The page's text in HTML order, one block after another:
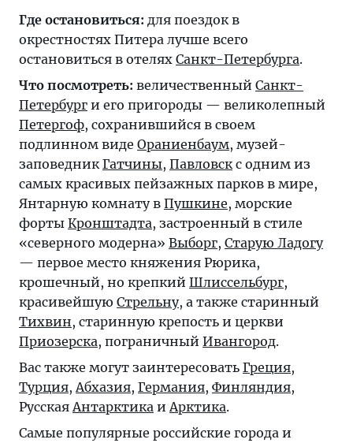
Где остановиться: для поездок в
окрестностях Питера лучше всего
остановиться в отелях Санкт-Петербурга.
Что посмотреть: величественный Санкт-
Петербург и его пригороды — великолепный
Петергоф, сохранившийся в своем
подлинном виде Ораниенбаум, музей-
заповедник Гатчины, Павловск с одним из
самых красивых пейзажных парков в мире,
Янтарную комнату в Пушкине, морские
форты Кронштадта, застроенный в стиле
«северного модерна» Выборг, Старую Ладогу
— первое место княжения Рюрика,
крошечный, но крепкий Шлиссельбург,
красивейшую Стрельну, а также старинный
Тихвин, старинную крепость и церкви
Приозерска, пограничный Ивангород.
Вас также могут заинтересовать Греция,
Турция, Абхазия, Германия, Финляндия,
Русская Антарктика и Арктика.
Самые популярные российские города и